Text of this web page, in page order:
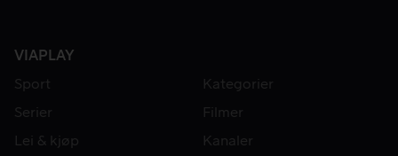
VIAPLAY
Sport
Kategorier
Serier
Filmer
Lei & kjøp
Kanaler